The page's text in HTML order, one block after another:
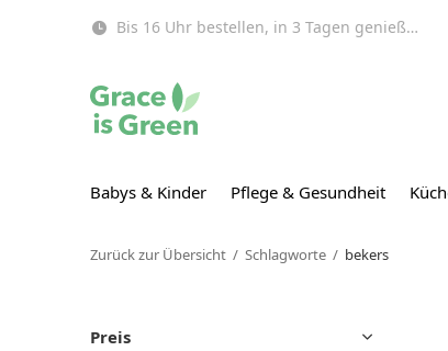
Babys & Kinder Pflege & Gesundheit
Bis 16 Uhr bestellen, in 3 Tagen genießen (EU)!
Zurück zur Übersicht Schlagworte bekers
Preis